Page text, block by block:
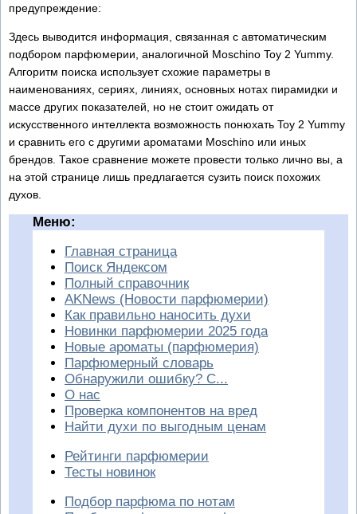
предупреждение:
Здесь выводится информация, связанная с автоматическим
подбором парфюмерии, аналогичной Moschino Toy 2 Yummy.
Алгоритм поиска использует схожие параметры в
наименованиях, сериях, линиях, основных нотах пирамидки и
массе других показателей, но не стоит ожидать от
искусственного интеллекта возможность понюхать Toy 2 Yummy
и сравнить его с другими ароматами Moschino или иных
брендов. Такое сравнение можете провести только лично вы, а
на этой странице лишь предлагается сузить поиск похожих
духов.
Меню:
Главная страница
Поиск Яндексом
Полный справочник
AKNews (Новости парфюмерии)
Как правильно наносить духи
Новинки парфюмерии 2025 года
Новые ароматы (парфюмерия)
Парфюмерный словарь
Обнаружили ошибку? С...
О нас
Проверка компонентов на вред
Найти духи по выгодным ценам
Рейтинги парфюмерии
Тесты новинок
Подбор парфюма по нотам